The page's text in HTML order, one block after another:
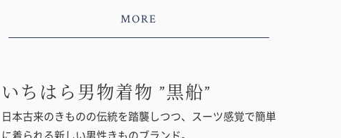
MORE
いちはら男物着物 ”黒船”
日本古来のきものの伝統を踏襲しつつ、スーツ感覚で簡単